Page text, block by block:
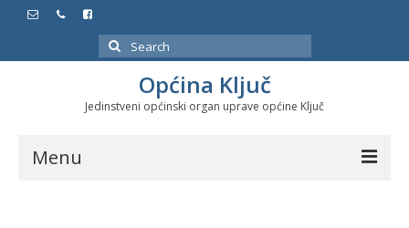
Search
for:
Općina Ključ
Jedinstveni općinski organ uprave općine Ključ
Menu